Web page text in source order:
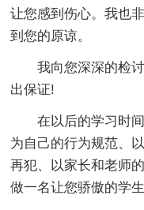
让您感到伤心。我也
到您的原谅。
我向您深深的检
出保证!
在以后的学习时
为自己的行为规范、
再犯、以家长和老师
做一名让您骄傲的学生